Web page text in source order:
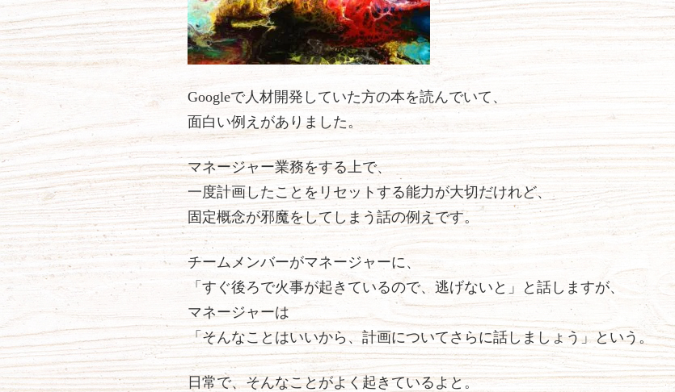
Googleで人材開発していた方の本を読んでいて、
面白い例えがありました。
マネージャー業務をする上で、
一度計画したことをリセットする能力が大切だけれど、
固定概念が邪魔をしてしまう話の例えです。
チームメンバーがマネージャーに、
「すぐ後ろで火事が起きているので、逃げないと」と話しますが、
マネージャーは
「そんなことはいいから、計画についてさらに話しましょう」という。
日常で、そんなことがよく起きているよと。